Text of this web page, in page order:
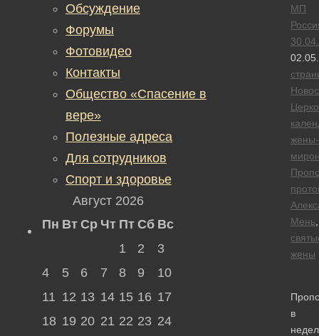
МП
жены-
Мень
жены
в
Обсуждение
Форумы
Фотовидео
Контакты
Общество «Спасение в
вере»
Полезные адреса
Для сотрудников
Спорт и здоровье
Август 2026
Пн Вт Ср Чт Пт Сб Вс
1
2
3
4
5 6 7 8 9
10
11 12 13 14 15 16 17
18 19 20 21 22 23 24